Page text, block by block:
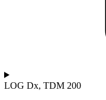
LOG Dx, TDM 200